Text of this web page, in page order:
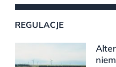
REGULACJE